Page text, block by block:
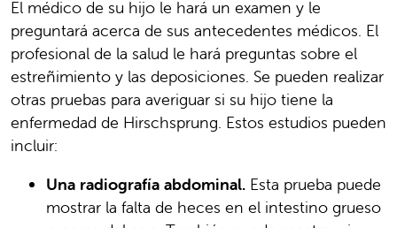
El médico de su hijo le hará un examen y le
preguntará acerca de sus antecedentes médicos. El
profesional de la salud le hará preguntas sobre el
estreñimiento y las deposiciones. Se pueden realizar
otras pruebas para averiguar si su hijo tiene la
enfermedad de Hirschsprung. Estos estudios pueden
incluir:
Una radiografía abdominal. Esta prueba puede
mostrar la falta de heces en el intestino grueso